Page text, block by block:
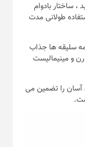
ساختار بادوام
طولانی مدت
سلیقه ها جذاب
و مینیمالیست
آسان را تضمین می